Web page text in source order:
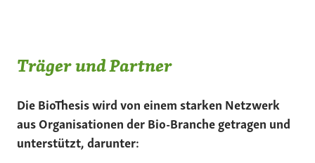
Träger und Partner
Die BioThesis wird von einem starken Netzwerk
aus Organisationen der Bio-Branche getragen und
unterstützt, darunter: